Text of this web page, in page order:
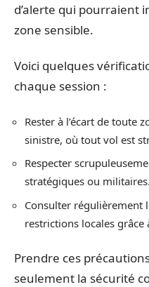
d’alerte qui pourraient
zone sensible.
Voici quelques
chaque session :
Rester à l’écart de toute
sinistre, où tout vol est
Respecter
stratégiques ou militaires.
Consulter régulièrement
restrictions locales grâce
Prendre ces
seulement la sécurité